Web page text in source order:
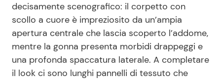
decisamente scenografico: il corpetto con
scollo a cuore è impreziosito da un’ampia
apertura centrale che lascia scoperto l’addome,
mentre la gonna presenta morbidi drappeggi e
una profonda spaccatura laterale. A completare
il look ci sono lunghi pannelli di tessuto che